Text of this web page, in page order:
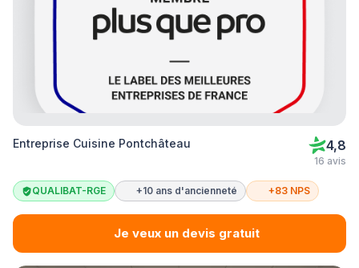
Entreprise Cuisine Pontchâteau 4,8
16 avis
QUALIBAT-RGE +10 ans d'ancienneté +83 NPS
Je veux un devis gratuit